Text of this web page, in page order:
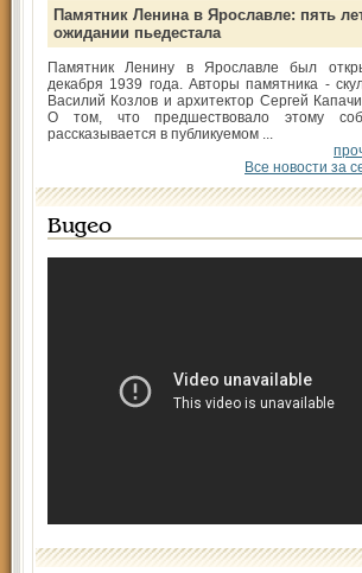
Памятник Ленина в Ярославле: пять
ожидании пьедестала
Памятник Ленину в Ярославле был
декабря 1939 года. Авторы памятника -
Василий Козлов и архитектор Сергей
О том, что предшествовало этому
рассказывается в публикуемом ...
Все новости за
Видео